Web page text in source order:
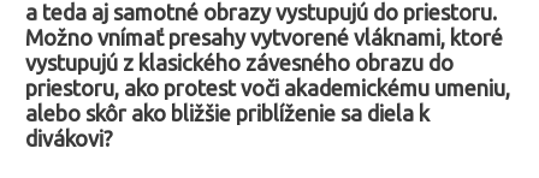
a teda aj samotné obrazy vystupujú do priestoru.
Možno vnímať presahy vytvorené vláknami, ktoré
vystupujú z klasického závesného obrazu do
priestoru, ako protest voči akademickému umeniu,
alebo skôr ako bližšie priblíženie sa diela k
divákovi?